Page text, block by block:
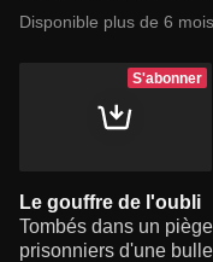
Disponible plus de 6 mois
S'abonner
Le gouffre de l'oubli
Tombés dans un
prisonniers d'une